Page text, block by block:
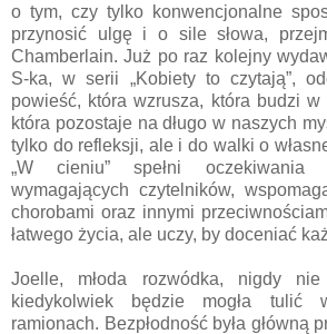
o tym, czy tylko konwencjonalne
przynosić ulgę i o sile słowa,
Chamberlain. Już po raz kolejny
S-ka, w serii „Kobiety to czytają”,
powieść, która wzrusza, która budzi
która pozostaje na długo w naszych
tylko do refleksji, ale i do walki o
„W cieniu” spełni oczekiwania
wymagających czytelników,
chorobami oraz innymi
łatwego życia, ale uczy, by doceniać
Joelle, młoda rozwódka, nigdy nie
kiedykolwiek będzie mogła tulić
ramionach. Bezpłodność była główną